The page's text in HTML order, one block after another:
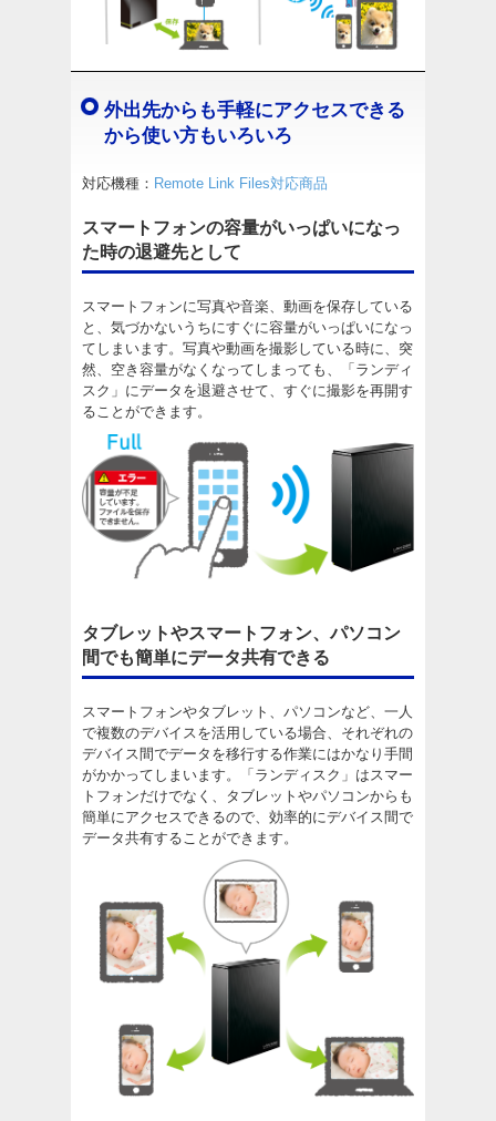
外出先からも手軽にアクセスできる
から使い方もいろいろ
対応機種： Remote Link Files対応商品
スマートフォンの容量がいっぱいになっ
た時の退避先として
スマートフォンに写真や音楽、動画を保存している
と、気づかないうちにすぐに容量がいっぱいになっ
てしまいます。写真や動画を撮影している時に、突
然、空き容量がなくなってしまっても、「ランディ
スク」にデータを退避させて、すぐに撮影を再開す
ることができます。
タブレットやスマートフォン、パソコン
間でも簡単にデータ共有できる
スマートフォンやタブレット、パソコンなど、一人
で複数のデバイスを活用している場合、それぞれの
デバイス間でデータを移行する作業にはかなり手間
がかかってしまいます。「ランディスク」はスマー
トフォンだけでなく、タブレットやパソコンからも
簡単にアクセスできるので、効率的にデバイス間で
データ共有することができます。